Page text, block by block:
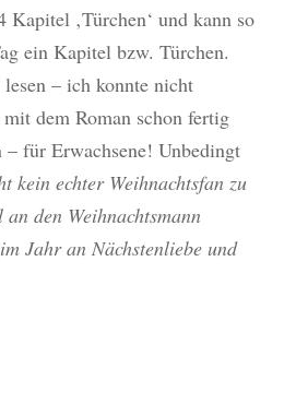
‚Türchen‘ und kann so
ein Kapitel bzw. Türchen.
– ich konnte nicht
dem Roman schon fertig
für Erwachsene! Unbedingt
kein echter Weihnachtsfan zu
den Weihnachtsmann
Jahr an Nächstenliebe und